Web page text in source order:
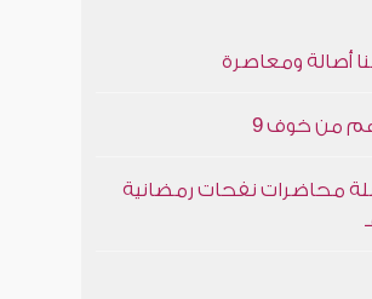
أصالة ومعاصرة
من خوف 9
محاضرات نفحات رمضانية